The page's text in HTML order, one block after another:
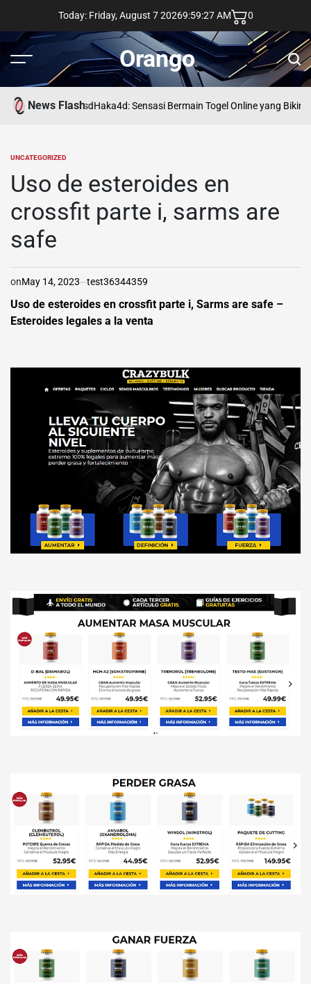
content
Today: Friday, August 7 20269:59:28 AM 0
Menu Orango
News FlashasdHaka4d: Sensasi Bermain Togel Online yang Bikin
POSTED
UNCATEGORIZED
Uso de esteroides en
crossfit parte i, sarms are
safe
onMay 14, 2023 test36344359
Uso de esteroides en crossfit parte i, Sarms are safe –
Esteroides legales a la venta